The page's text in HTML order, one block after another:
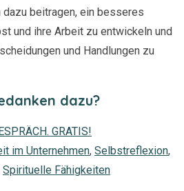
beitragen, ein besseres
und ihre Arbeit zu entwickeln und
und Handlungen zu
dazu?
GRATIS!
im Unternehmen, Selbstreflexion,
Spirituelle Fähigkeiten